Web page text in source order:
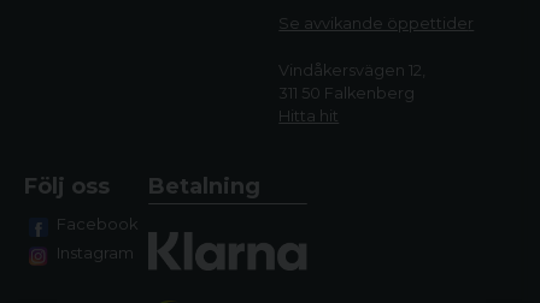
Se avvikande öppettider
Vindåkersvägen 12,
311 50 Falkenberg
Hitta hit
Följ oss
Facebook
Instagram
Betalning